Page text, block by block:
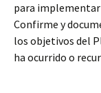
para implementar
Confirme y
los objetivos del
ha ocurrido o